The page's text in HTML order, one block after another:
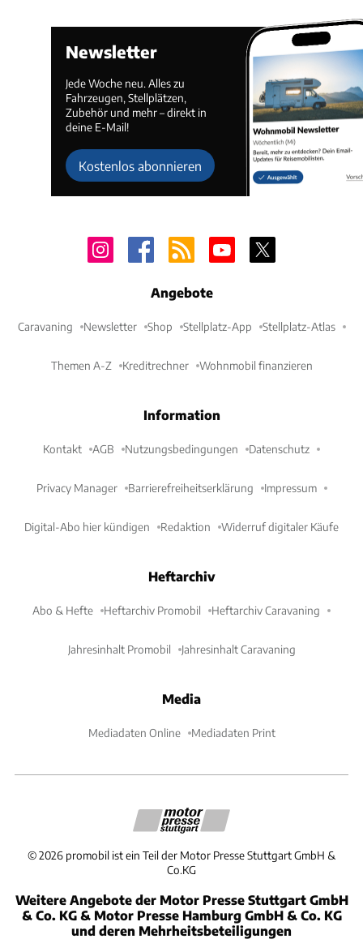
Newsletter
Jede Woche neu. Alles zu
Fahrzeugen, Stellplätzen,
Zubehör und mehr – direkt in
deine E-Mail!
Kostenlos abonnieren
Angebote
Caravaning Newsletter Shop Stellplatz-App Stellplatz-Atlas
Themen A-Z Kreditrechner Wohnmobil finanzieren
Information
Kontakt AGB Nutzungsbedingungen Datenschutz
Privacy Manager Barrierefreiheitserklärung Impressum
Digital-Abo hier kündigen Redaktion Widerruf digitaler Käufe
Heftarchiv
Abo & Hefte Heftarchiv Promobil Heftarchiv Caravaning
Jahresinhalt Promobil Jahresinhalt Caravaning
Media
Mediadaten Online Mediadaten Print
©2026 promobil ist ein Teil der Motor Presse Stuttgart GmbH &
Co.KG
Weitere Angebote der Motor Presse Stuttgart GmbH
& Co. KG & Motor Presse Hamburg GmbH & Co. KG
und deren Mehrheitsbeteiligungen